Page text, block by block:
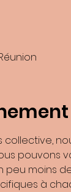
seront
Les données
le sitecnil.fr
de
et de la ZI N°2
droits «
collective,
pouvons
peu moins
à